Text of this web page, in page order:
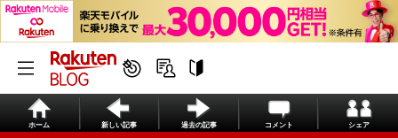
ホーム 新しい記事 過去の記事 コメント シェア